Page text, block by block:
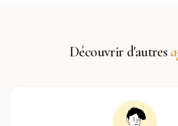
Découvrir d'autres